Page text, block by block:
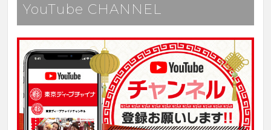
YouTube CHANNEL